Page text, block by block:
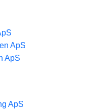
ApS
ApS
ApS